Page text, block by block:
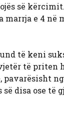
së
e 4 në
të keni
të priten
disa ose të